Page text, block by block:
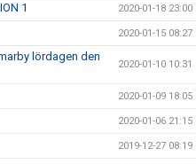
1 2020-01-18 23:00
2020-01-15 08:27
lördagen den
2020-01-10 10:31
2020-01-09 18:05
2020-01-06 21:15
2019-12-27 08:19